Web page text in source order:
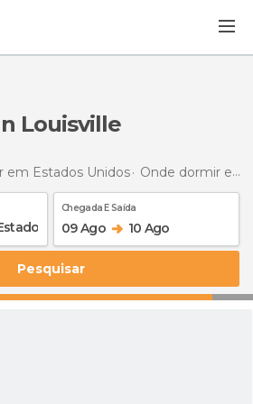
Louisville
em Estados Unidos Onde dormir em Kentucky
Chegada E Saída
09 Ago 10 Ago
Pesquisar